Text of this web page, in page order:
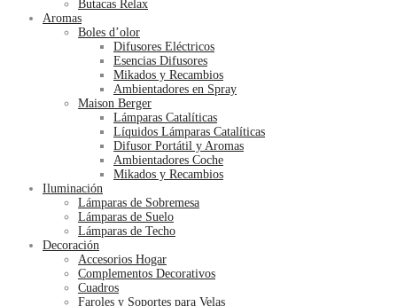
Butacas Relax
Aromas
Boles d’olor
Difusores Eléctricos
Esencias Difusores
Mikados y Recambios
Ambientadores en Spray
Maison Berger
Lámparas Catalíticas
Líquidos Lámparas Catalíticas
Difusor Portátil y Aromas
Ambientadores Coche
Mikados y Recambios
Iluminación
Lámparas de Sobremesa
Lámparas de Suelo
Lámparas de Techo
Decoración
Accesorios Hogar
Complementos Decorativos
Cuadros
Faroles y Soportes para Velas